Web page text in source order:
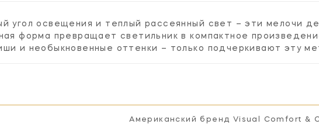
угол освещения и теплый рассеянный свет – эти мелочи
форма превращает светильник в компактное
и необыкновенные оттенки – только подчеркивают эту
Американский бренд Visual Comfort &